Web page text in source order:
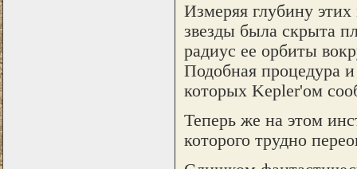
Измеряя глубину
звезды была скрыта
радиус ее орбиты
Подобная процедура
которых Kepler'ом
Теперь же на этом
которого трудно